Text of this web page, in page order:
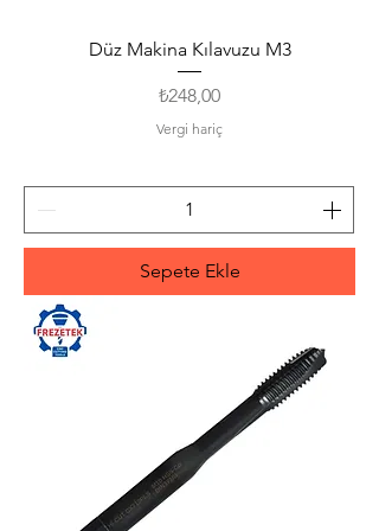
Düz Makina Kılavuzu M3
Fiyat
₺248,00
Vergi hariç
Sepete Ekle